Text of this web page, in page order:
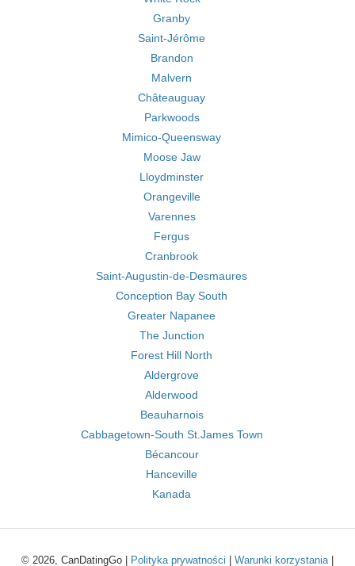
Granby
Saint-Jérôme
Brandon
Malvern
Châteauguay
Parkwoods
Mimico-Queensway
Moose Jaw
Lloydminster
Orangeville
Varennes
Fergus
Cranbrook
Saint-Augustin-de-Desmaures
Conception Bay South
Greater Napanee
The Junction
Forest Hill North
Aldergrove
Alderwood
Beauharnois
Cabbagetown-South St.James Town
Bécancour
Hanceville
Kanada
© 2026, CanDatingGo | Polityka prywatności Warunki korzystania|